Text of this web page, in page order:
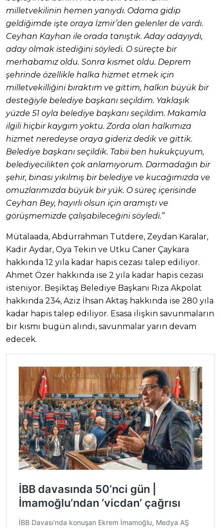
milletvekilinin hemen yanıydı. Odama gidip
geldiğimde işte oraya İzmir’den gelenler de vardı.
Ceyhan Kayhan ile orada tanıştık. Aday adayıydı,
aday olmak istediğini söyledi. O süreçte bir
merhabamız oldu. Sonra kısmet oldu. Deprem
şehrinde özellikle halka hizmet etmek için
milletvekilliğini bıraktım ve gittim, halkın büyük bir
desteğiyle belediye başkanı seçildim. Yaklaşık
yüzde 51 oyla belediye başkanı seçildim. Makamla
ilgili hiçbir kaygım yoktu. Zorda olan halkımıza
hizmet neredeyse oraya gideriz dedik ve gittik.
Belediye başkanı seçildik. Tabii ben hukukçuyum,
belediyecilikten çok anlamıyorum. Darmadağın bir
şehir, binası yıkılmış bir belediye ve kucağımızda ve
omuzlarımızda büyük bir yük. O süreç içerisinde
Ceyhan Bey, hayırlı olsun için aramıştı ve
görüşmemizde çalışabileceğini söyledi.”
Mütalaada, Abdurrahman Tutdere, Zeydan Karalar,
Kadir Aydar, Oya Tekin ve Utku Caner Çaykara
hakkında 12 yıla kadar hapis cezası talep ediliyor.
Ahmet Özer hakkında ise 2 yıla kadar hapis cezası
isteniyor. Beşiktaş Belediye Başkanı Rıza Akpolat
hakkında 234, Aziz İhsan Aktaş hakkında ise 280 yıla
kadar hapis talep ediliyor. Esasa ilişkin savunmaların
bir kısmı bugün alındı, savunmalar yarın devam
edecek.